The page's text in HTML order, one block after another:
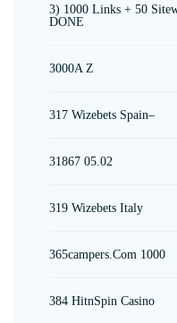
3) 1000 Links + 50
DONE
3000A Z
317 Wizebets Spain–
31867 05.02
319 Wizebets Italy
365campers.com 1000
384 HitnSpin Casino